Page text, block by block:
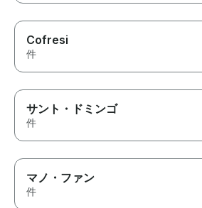
Cofresi
件
サント・ドミンゴ
件
マノ・ファン
件